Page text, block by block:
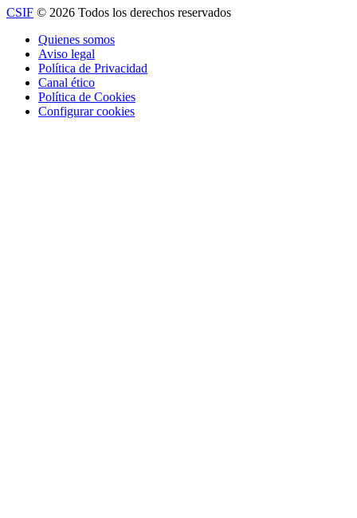
CSIF © 2026 Todos los derechos reservados
Quienes somos
Aviso legal
Política de Privacidad
Canal ético
Política de Cookies
Configurar cookies